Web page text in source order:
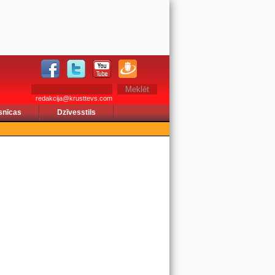
redakcija@krusttevs.com
Dzīvesstils